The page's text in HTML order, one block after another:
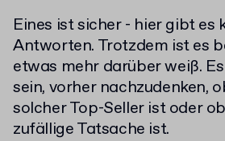
Eines ist sicher - hier gibt es
Antworten. Trotzdem ist es
etwas mehr darüber weiß.
sein, vorher nachzudenken,
solcher Top-Seller ist oder
zufällige Tatsache ist.